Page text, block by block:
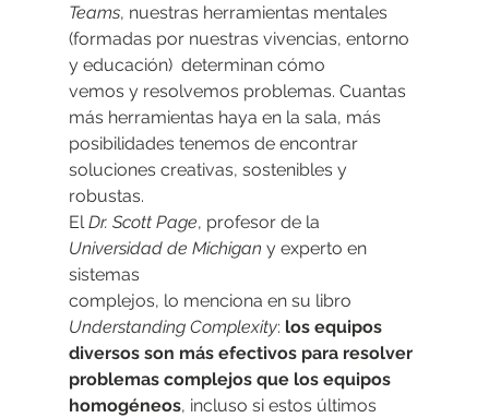
Teams, nuestras herramientas mentales
(formadas por nuestras vivencias, entorno
y educación)  determinan cómo
vemos y resolvemos problemas. Cuantas
más herramientas haya en la sala, más
posibilidades tenemos de encontrar
soluciones creativas, sostenibles y
robustas.
El Dr. Scott Page, profesor de la
Universidad de Michigan y experto en
sistemas
complejos, lo menciona en su libro
Understanding Complexity: los equipos
diversos son más efectivos para resolver
problemas complejos que los equipos
homogéneos, incluso si estos últimos